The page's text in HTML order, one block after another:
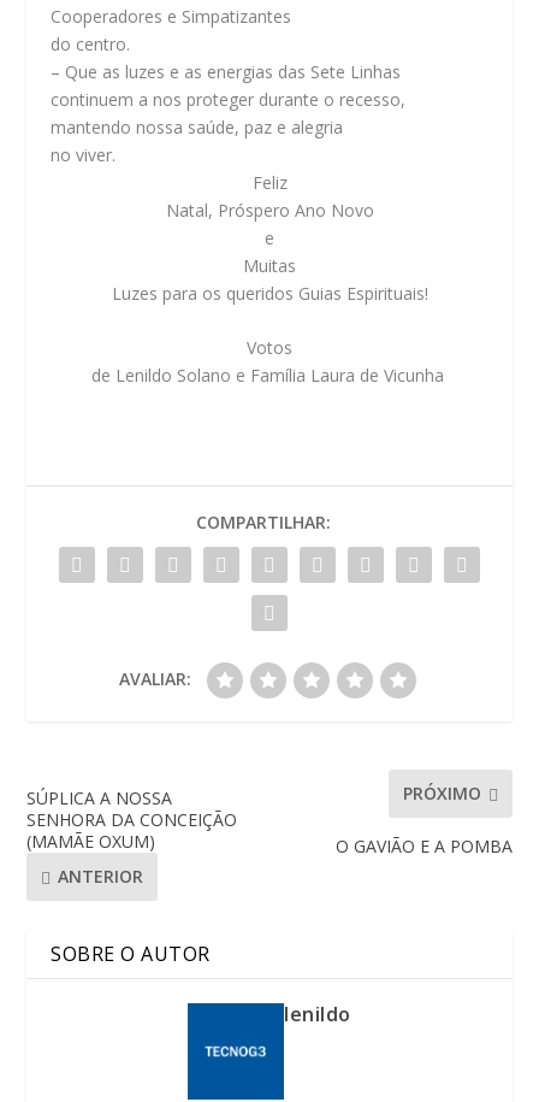
Cooperadores e Simpatizantes
do centro.
– Que as luzes e as energias das Sete Linhas
continuem a nos proteger durante o recesso,
mantendo nossa saúde, paz e alegria
no viver.
Feliz
Natal, Próspero Ano Novo
e
Muitas
Luzes para os queridos Guias Espirituais!
Votos
de Lenildo Solano e Família Laura de Vicunha
COMPARTILHAR:
AVALIAR:
SÚPLICA A NOSSA
SENHORA DA CONCEIÇÃO
(MAMÃE OXUM)
ANTERIOR
PRÓXIMO
O GAVIÃO E A POMBA
SOBRE O AUTOR
lenildo